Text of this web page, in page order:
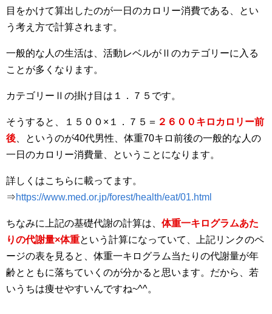
目をかけて算出したのが一日のカロリー消費である、とい
う考え方で計算されます。
一般的な人の生活は、活動レベルがⅡのカテゴリーに入る
ことが多くなります。
カテゴリーⅡの掛け目は１．７５です。
そうすると、１５００×１．７５＝ ２６００キロカロリー前
後 、というのが40代男性、体重70キロ前後の一般的な人の
一日のカロリー消費量、ということになります。
詳しくはこちらに載ってます。
⇒https://www.med.or.jp/forest/health/eat/01.html
ちなみに上記の基礎代謝の計算は、 体重一キログラムあた
りの代謝量×体重という計算になっていて、上記リンクのペ
ージの表を見ると、体重一キログラム当たりの代謝量が年
齢とともに落ちていくのが分かると思います。だから、若
いうちは痩せやすいんですね~^^。